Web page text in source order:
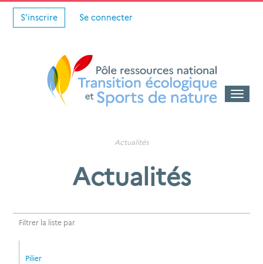
S'inscrire Se connecter
Toggle
Actualités
Actualités
Filtrer la liste par
Pilier